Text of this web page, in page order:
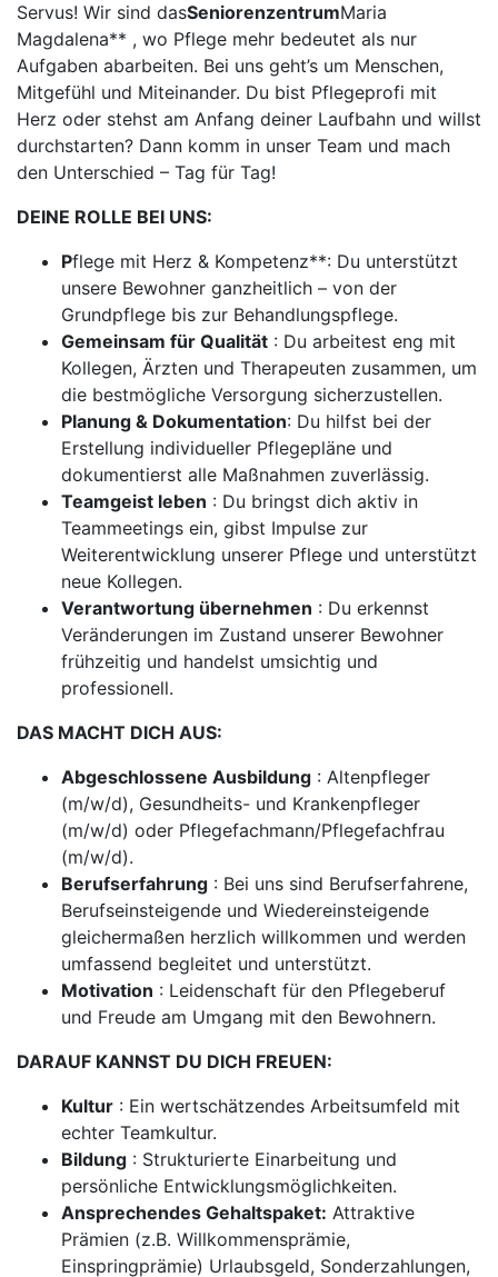
Servus! Wir sind dasSeniorenzentrumMaria
Magdalena** , wo Pflege mehr bedeutet als nur
Aufgaben abarbeiten. Bei uns geht’s um Menschen,
Mitgefühl und Miteinander. Du bist Pflegeprofi mit
Herz oder stehst am Anfang deiner Laufbahn und willst
durchstarten? Dann komm in unser Team und mach
den Unterschied – Tag für Tag!
DEINE ROLLE BEI UNS:
Pflege mit Herz & Kompetenz**: Du unterstützt
unsere Bewohner ganzheitlich – von der
Grundpflege bis zur Behandlungspflege.
Gemeinsam für Qualität : Du arbeitest eng mit
Kollegen, Ärzten und Therapeuten zusammen, um
die bestmögliche Versorgung sicherzustellen.
Planung & Dokumentation: Du hilfst bei der
Erstellung individueller Pflegepläne und
dokumentierst alle Maßnahmen zuverlässig.
Teamgeist leben : Du bringst dich aktiv in
Teammeetings ein, gibst Impulse zur
Weiterentwicklung unserer Pflege und unterstützt
neue Kollegen.
Verantwortung übernehmen : Du erkennst
Veränderungen im Zustand unserer Bewohner
frühzeitig und handelst umsichtig und
professionell.
DAS MACHT DICH AUS:
Abgeschlossene Ausbildung : Altenpfleger
(m/w/d), Gesundheits- und Krankenpfleger
(m/w/d) oder Pflegefachmann/Pflegefachfrau
(m/w/d).
Berufserfahrung : Bei uns sind Berufserfahrene,
Berufseinsteigende und Wiedereinsteigende
gleichermaßen herzlich willkommen und werden
umfassend begleitet und unterstützt.
Motivation : Leidenschaft für den Pflegeberuf
und Freude am Umgang mit den Bewohnern.
DARAUF KANNST DU DICH FREUEN:
Kultur : Ein wertschätzendes Arbeitsumfeld mit
echter Teamkultur.
Bildung : Strukturierte Einarbeitung und
persönliche Entwicklungsmöglichkeiten.
Ansprechendes Gehaltspaket: Attraktive
Prämien (z.B. Willkommensprämie,
Einspringprämie) Urlaubsgeld, Sonderzahlungen,